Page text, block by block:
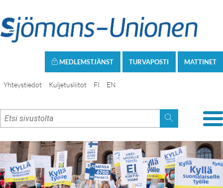
MATTINET
TURVAPOSTI
MEDLEMSTJÄNST
Yhteystiedot Kuljetusliitot FI EN